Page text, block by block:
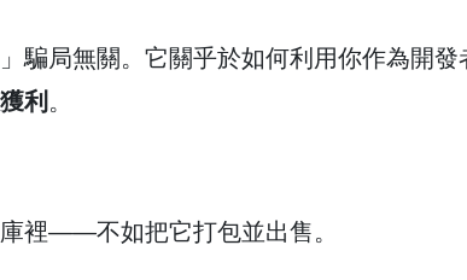
騙局無關。它關乎於如何利用你作為開發
利。
裡——不如把它打包並出售。